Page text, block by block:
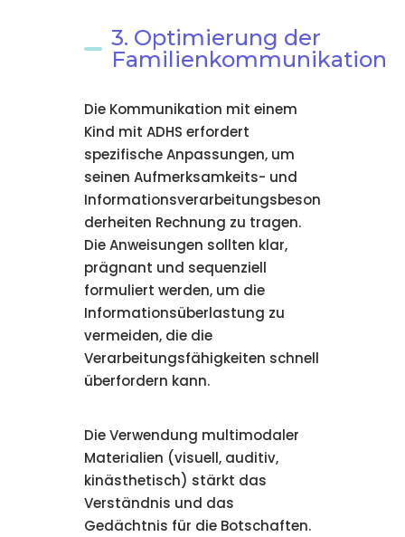
3. Optimierung der
Familienkommunikation
Die Kommunikation mit einem
Kind mit ADHS erfordert
spezifische Anpassungen, um
seinen Aufmerksamkeits- und
Informationsverarbeitungsbeson
derheiten Rechnung zu tragen.
Die Anweisungen sollten klar,
prägnant und sequenziell
formuliert werden, um die
Informationsüberlastung zu
vermeiden, die die
Verarbeitungsfähigkeiten schnell
überfordern kann.
Die Verwendung multimodaler
Materialien (visuell, auditiv,
kinästhetisch) stärkt das
Verständnis und das
Gedächtnis für die Botschaften.